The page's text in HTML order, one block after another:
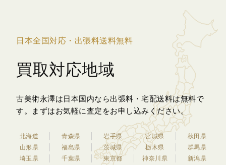
日本全国対応・出張料送料無料
買取対応地域
古美術永澤は日本国内なら出張料・宅配送料は無料で
す。
まずはお気軽に査定をお申し込みください。
北海道 青森県 岩手県 宮城県
秋田県
山形県
福島県 茨城県 栃木県
群馬県
埼玉県
千葉県 東京都 神奈川県
新潟県